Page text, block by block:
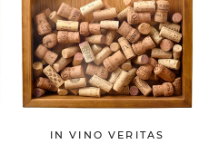
IN VINO VERITAS